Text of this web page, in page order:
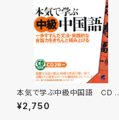
本気で学ぶ中級中国語 CD B
OOK
¥2,750